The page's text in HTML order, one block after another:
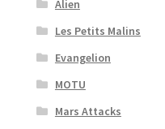
Alien
Les Petits Malins
Evangelion
MOTU
Mars Attacks